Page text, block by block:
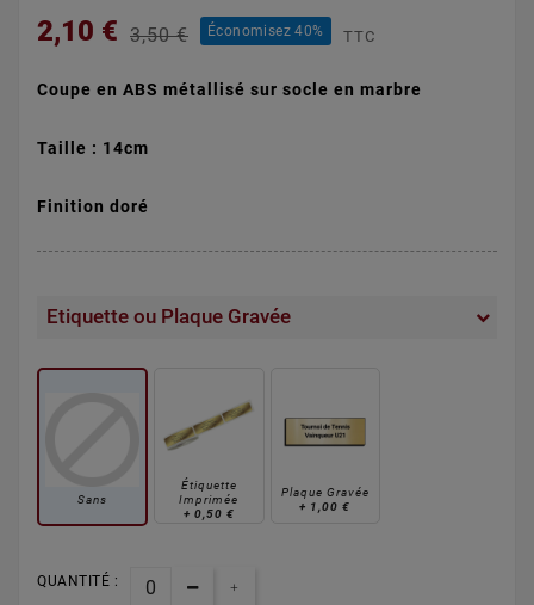
2,10 € 3,50 € Économisez 40% TTC
Coupe en ABS métallisé sur socle en marbre
Taille : 14cm
Finition doré
Etiquette ou Plaque Gravée
Sans
Étiquette
Imprimée
+ 0,50 €
Plaque Gravée
+ 1,00 €
QUANTITÉ :